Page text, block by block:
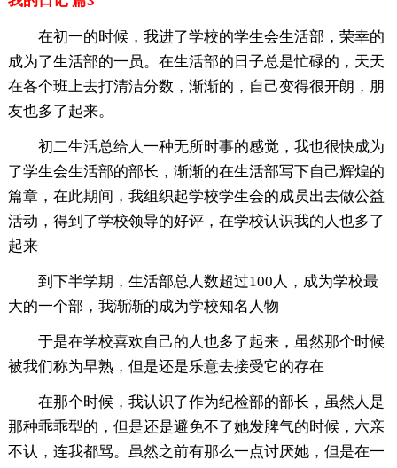
在初一的时候，我进了学校的学生会生活部，荣幸的
成为了生活部的一员。在生活部的日子总是忙碌的，天天
在各个班上去打清洁分数，渐渐的，自己变得很开朗，朋
友也多了起来。
初二生活总给人一种无所时事的感觉，我也很快成为
了学生会生活部的部长，渐渐的在生活部写下自己辉煌的
篇章，在此期间，我组织起学校学生会的成员出去做公益
活动，得到了学校领导的好评，在学校认识我的人也多了
起来
到下半学期，生活部总人数超过100人，成为学校最
大的一个部，我渐渐的成为学校知名人物
于是在学校喜欢自己的人也多了起来，虽然那个时候
被我们称为早熟，但是还是乐意去接受它的存在
在那个时候，我认识了作为纪检部的部长，虽然人是
那种乖乖型的，但是还是避免不了她发脾气的时候，六亲
不认，连我都骂。虽然之前有那么一点讨厌她，但是在一